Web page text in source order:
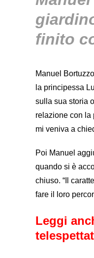
finito
Manuel
la principessa
sulla sua storia
relazione con la
mi veniva a
Poi Manuel
quando si è
chiuso. “Il
fare il loro
Leggi